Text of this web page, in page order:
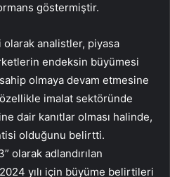
göstermiştir.
olarak analistler, piyasa
endeksin büyümesi
olmaya devam etmesine
imalat sektöründe
dair kanıtlar olması halinde,
olduğunu belirtti.
olarak adlandırılan
yılı için büyüme belirtileri